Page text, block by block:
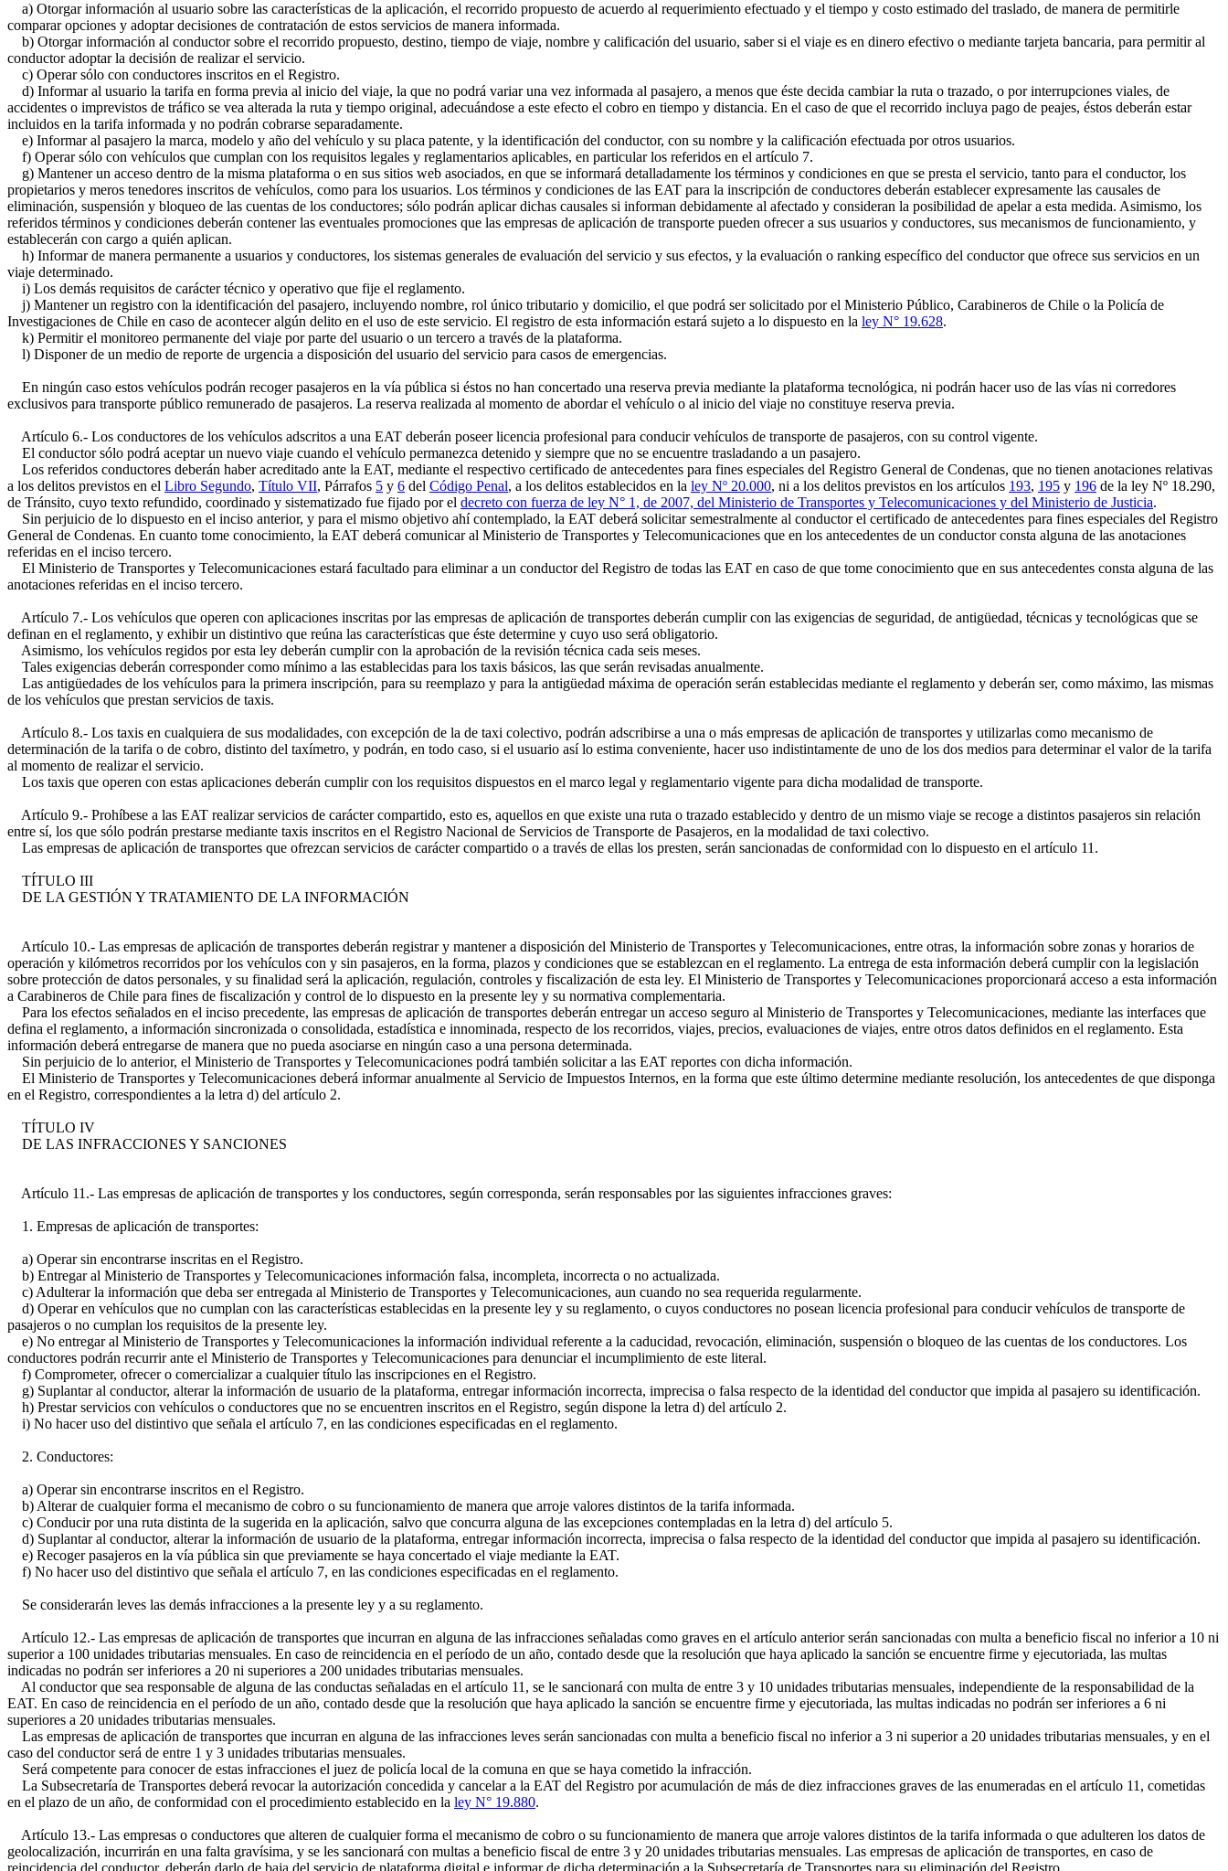
a) Otorgar información al usuario sobre las características de la aplicación, el recorrido propuesto de acuerdo al requerimiento efectuado y el tiempo y costo estimado del traslado, de manera de permitirle
comparar opciones y adoptar decisiones de contratación de estos servicios de manera informada.
b) Otorgar información al conductor sobre el recorrido propuesto, destino, tiempo de viaje, nombre y calificación del usuario, saber si el viaje es en dinero efectivo o mediante tarjeta bancaria, para permitir al
conductor adoptar la decisión de realizar el servicio.
c) Operar sólo con conductores inscritos en el Registro.
d) Informar al usuario la tarifa en forma previa al inicio del viaje, la que no podrá variar una vez informada al pasajero, a menos que éste decida cambiar la ruta o trazado, o por interrupciones viales, de
accidentes o imprevistos de tráfico se vea alterada la ruta y tiempo original, adecuándose a este efecto el cobro en tiempo y distancia. En el caso de que el recorrido incluya pago de peajes, éstos deberán estar
incluidos en la tarifa informada y no podrán cobrarse separadamente.
e) Informar al pasajero la marca, modelo y año del vehículo y su placa patente, y la identificación del conductor, con su nombre y la calificación efectuada por otros usuarios.
f) Operar sólo con vehículos que cumplan con los requisitos legales y reglamentarios aplicables, en particular los referidos en el artículo 7.
g) Mantener un acceso dentro de la misma plataforma o en sus sitios web asociados, en que se informará detalladamente los términos y condiciones en que se presta el servicio, tanto para el conductor, los
propietarios y meros tenedores inscritos de vehículos, como para los usuarios. Los términos y condiciones de las EAT para la inscripción de conductores deberán establecer expresamente las causales de
eliminación, suspensión y bloqueo de las cuentas de los conductores; sólo podrán aplicar dichas causales si informan debidamente al afectado y consideran la posibilidad de apelar a esta medida. Asimismo, los
referidos términos y condiciones deberán contener las eventuales promociones que las empresas de aplicación de transporte pueden ofrecer a sus usuarios y conductores, sus mecanismos de funcionamiento, y
establecerán con cargo a quién aplican.
h) Informar de manera permanente a usuarios y conductores, los sistemas generales de evaluación del servicio y sus efectos, y la evaluación o ranking específico del conductor que ofrece sus servicios en un
viaje determinado.
i) Los demás requisitos de carácter técnico y operativo que fije el reglamento.
j) Mantener un registro con la identificación del pasajero, incluyendo nombre, rol único tributario y domicilio, el que podrá ser solicitado por el Ministerio Público, Carabineros de Chile o la Policía de
Investigaciones de Chile en caso de acontecer algún delito en el uso de este servicio. El registro de esta información estará sujeto a lo dispuesto en la ley N° 19.628.
k) Permitir el monitoreo permanente del viaje por parte del usuario o un tercero a través de la plataforma.
l) Disponer de un medio de reporte de urgencia a disposición del usuario del servicio para casos de emergencias.
En ningún caso estos vehículos podrán recoger pasajeros en la vía pública si éstos no han concertado una reserva previa mediante la plataforma tecnológica, ni podrán hacer uso de las vías ni corredores
exclusivos para transporte público remunerado de pasajeros. La reserva realizada al momento de abordar el vehículo o al inicio del viaje no constituye reserva previa.
Artículo 6.- Los conductores de los vehículos adscritos a una EAT deberán poseer licencia profesional para conducir vehículos de transporte de pasajeros, con su control vigente.
El conductor sólo podrá aceptar un nuevo viaje cuando el vehículo permanezca detenido y siempre que no se encuentre trasladando a un pasajero.
Los referidos conductores deberán haber acreditado ante la EAT, mediante el respectivo certificado de antecedentes para fines especiales del Registro General de Condenas, que no tienen anotaciones relativas
a los delitos previstos en el Libro Segundo, Título VII, Párrafos 5 y 6 del Código Penal, a los delitos establecidos en la ley Nº 20.000, ni a los delitos previstos en los artículos 193, 195 y 196 de la ley Nº 18.290,
de Tránsito, cuyo texto refundido, coordinado y sistematizado fue fijado por el decreto con fuerza de ley N° 1, de 2007, del Ministerio de Transportes y Telecomunicaciones y del Ministerio de Justicia.
Sin perjuicio de lo dispuesto en el inciso anterior, y para el mismo objetivo ahí contemplado, la EAT deberá solicitar semestralmente al conductor el certificado de antecedentes para fines especiales del Registro
General de Condenas. En cuanto tome conocimiento, la EAT deberá comunicar al Ministerio de Transportes y Telecomunicaciones que en los antecedentes de un conductor consta alguna de las anotaciones
referidas en el inciso tercero.
El Ministerio de Transportes y Telecomunicaciones estará facultado para eliminar a un conductor del Registro de todas las EAT en caso de que tome conocimiento que en sus antecedentes consta alguna de las
anotaciones referidas en el inciso tercero.
Artículo 7.- Los vehículos que operen con aplicaciones inscritas por las empresas de aplicación de transportes deberán cumplir con las exigencias de seguridad, de antigüedad, técnicas y tecnológicas que se
definan en el reglamento, y exhibir un distintivo que reúna las características que éste determine y cuyo uso será obligatorio.
Asimismo, los vehículos regidos por esta ley deberán cumplir con la aprobación de la revisión técnica cada seis meses.
Tales exigencias deberán corresponder como mínimo a las establecidas para los taxis básicos, las que serán revisadas anualmente.
Las antigüedades de los vehículos para la primera inscripción, para su reemplazo y para la antigüedad máxima de operación serán establecidas mediante el reglamento y deberán ser, como máximo, las mismas
de los vehículos que prestan servicios de taxis.
Artículo 8.- Los taxis en cualquiera de sus modalidades, con excepción de la de taxi colectivo, podrán adscribirse a una o más empresas de aplicación de transportes y utilizarlas como mecanismo de
determinación de la tarifa o de cobro, distinto del taxímetro, y podrán, en todo caso, si el usuario así lo estima conveniente, hacer uso indistintamente de uno de los dos medios para determinar el valor de la tarifa
al momento de realizar el servicio.
Los taxis que operen con estas aplicaciones deberán cumplir con los requisitos dispuestos en el marco legal y reglamentario vigente para dicha modalidad de transporte.
Artículo 9.- Prohíbese a las EAT realizar servicios de carácter compartido, esto es, aquellos en que existe una ruta o trazado establecido y dentro de un mismo viaje se recoge a distintos pasajeros sin relación
entre sí, los que sólo podrán prestarse mediante taxis inscritos en el Registro Nacional de Servicios de Transporte de Pasajeros, en la modalidad de taxi colectivo.
Las empresas de aplicación de transportes que ofrezcan servicios de carácter compartido o a través de ellas los presten, serán sancionadas de conformidad con lo dispuesto en el artículo 11.
TÍTULO III
DE LA GESTIÓN Y TRATAMIENTO DE LA INFORMACIÓN
Artículo 10.- Las empresas de aplicación de transportes deberán registrar y mantener a disposición del Ministerio de Transportes y Telecomunicaciones, entre otras, la información sobre zonas y horarios de
operación y kilómetros recorridos por los vehículos con y sin pasajeros, en la forma, plazos y condiciones que se establezcan en el reglamento. La entrega de esta información deberá cumplir con la legislación
sobre protección de datos personales, y su finalidad será la aplicación, regulación, controles y fiscalización de esta ley. El Ministerio de Transportes y Telecomunicaciones proporcionará acceso a esta información
a Carabineros de Chile para fines de fiscalización y control de lo dispuesto en la presente ley y su normativa complementaria.
Para los efectos señalados en el inciso precedente, las empresas de aplicación de transportes deberán entregar un acceso seguro al Ministerio de Transportes y Telecomunicaciones, mediante las interfaces que
defina el reglamento, a información sincronizada o consolidada, estadística e innominada, respecto de los recorridos, viajes, precios, evaluaciones de viajes, entre otros datos definidos en el reglamento. Esta
información deberá entregarse de manera que no pueda asociarse en ningún caso a una persona determinada.
Sin perjuicio de lo anterior, el Ministerio de Transportes y Telecomunicaciones podrá también solicitar a las EAT reportes con dicha información.
El Ministerio de Transportes y Telecomunicaciones deberá informar anualmente al Servicio de Impuestos Internos, en la forma que este último determine mediante resolución, los antecedentes de que disponga
en el Registro, correspondientes a la letra d) del artículo 2.
TÍTULO IV
DE LAS INFRACCIONES Y SANCIONES
Artículo 11.- Las empresas de aplicación de transportes y los conductores, según corresponda, serán responsables por las siguientes infracciones graves:
1. Empresas de aplicación de transportes:
a) Operar sin encontrarse inscritas en el Registro.
b) Entregar al Ministerio de Transportes y Telecomunicaciones información falsa, incompleta, incorrecta o no actualizada.
c) Adulterar la información que deba ser entregada al Ministerio de Transportes y Telecomunicaciones, aun cuando no sea requerida regularmente.
d) Operar en vehículos que no cumplan con las características establecidas en la presente ley y su reglamento, o cuyos conductores no posean licencia profesional para conducir vehículos de transporte de
pasajeros o no cumplan los requisitos de la presente ley.
e) No entregar al Ministerio de Transportes y Telecomunicaciones la información individual referente a la caducidad, revocación, eliminación, suspensión o bloqueo de las cuentas de los conductores. Los
conductores podrán recurrir ante el Ministerio de Transportes y Telecomunicaciones para denunciar el incumplimiento de este literal.
f) Comprometer, ofrecer o comercializar a cualquier título las inscripciones en el Registro.
g) Suplantar al conductor, alterar la información de usuario de la plataforma, entregar información incorrecta, imprecisa o falsa respecto de la identidad del conductor que impida al pasajero su identificación.
h) Prestar servicios con vehículos o conductores que no se encuentren inscritos en el Registro, según dispone la letra d) del artículo 2.
i) No hacer uso del distintivo que señala el artículo 7, en las condiciones especificadas en el reglamento.
2. Conductores:
a) Operar sin encontrarse inscritos en el Registro.
b) Alterar de cualquier forma el mecanismo de cobro o su funcionamiento de manera que arroje valores distintos de la tarifa informada.
c) Conducir por una ruta distinta de la sugerida en la aplicación, salvo que concurra alguna de las excepciones contempladas en la letra d) del artículo 5.
d) Suplantar al conductor, alterar la información de usuario de la plataforma, entregar información incorrecta, imprecisa o falsa respecto de la identidad del conductor que impida al pasajero su identificación.
e) Recoger pasajeros en la vía pública sin que previamente se haya concertado el viaje mediante la EAT.
f) No hacer uso del distintivo que señala el artículo 7, en las condiciones especificadas en el reglamento.
Se considerarán leves las demás infracciones a la presente ley y a su reglamento.
Artículo 12.- Las empresas de aplicación de transportes que incurran en alguna de las infracciones señaladas como graves en el artículo anterior serán sancionadas con multa a beneficio fiscal no inferior a 10 ni
superior a 100 unidades tributarias mensuales. En caso de reincidencia en el período de un año, contado desde que la resolución que haya aplicado la sanción se encuentre firme y ejecutoriada, las multas
indicadas no podrán ser inferiores a 20 ni superiores a 200 unidades tributarias mensuales.
Al conductor que sea responsable de alguna de las conductas señaladas en el artículo 11, se le sancionará con multa de entre 3 y 10 unidades tributarias mensuales, independiente de la responsabilidad de la
EAT. En caso de reincidencia en el período de un año, contado desde que la resolución que haya aplicado la sanción se encuentre firme y ejecutoriada, las multas indicadas no podrán ser inferiores a 6 ni
superiores a 20 unidades tributarias mensuales.
Las empresas de aplicación de transportes que incurran en alguna de las infracciones leves serán sancionadas con multa a beneficio fiscal no inferior a 3 ni superior a 20 unidades tributarias mensuales, y en el
caso del conductor será de entre 1 y 3 unidades tributarias mensuales.
Será competente para conocer de estas infracciones el juez de policía local de la comuna en que se haya cometido la infracción.
La Subsecretaría de Transportes deberá revocar la autorización concedida y cancelar a la EAT del Registro por acumulación de más de diez infracciones graves de las enumeradas en el artículo 11, cometidas
en el plazo de un año, de conformidad con el procedimiento establecido en la ley N° 19.880.
Artículo 13.- Las empresas o conductores que alteren de cualquier forma el mecanismo de cobro o su funcionamiento de manera que arroje valores distintos de la tarifa informada o que adulteren los datos de
geolocalización, incurrirán en una falta gravísima, y se les sancionará con multas a beneficio fiscal de entre 3 y 20 unidades tributarias mensuales. Las empresas de aplicación de transportes, en caso de
reincidencia del conductor, deberán darlo de baja del servicio de plataforma digital e informar de dicha determinación a la Subsecretaría de Transportes para su eliminación del Registro.